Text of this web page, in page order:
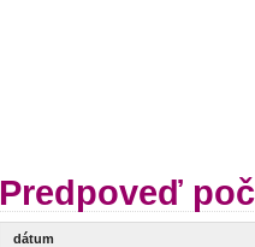
Predpoveď
dátum